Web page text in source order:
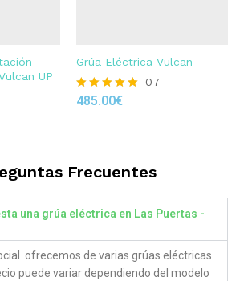
UP
Grúa Eléctrica Vulcan
Rated
07
485.00€
Frecuentes
una grúa eléctrica en Las Puertas -
ofrecemos de varias grúas eléctricas
puede variar dependiendo del modelo